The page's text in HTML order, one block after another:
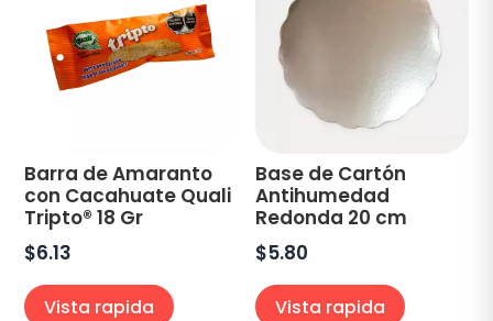
Barra de Amaranto
con Cacahuate Quali
Tripto® 18 Gr
$6.13
Vista rapida
Base de Cartón
Antihumedad
Redonda 20 cm
$5.80
Vista rapida